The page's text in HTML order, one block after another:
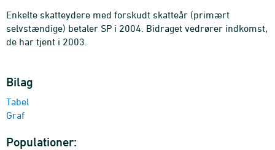
Enkelte skatteydere med forskudt skatteår (primært
selvstændige) betaler SP i 2004. Bidraget vedrører indkomst,
de har tjent i 2003.
Bilag
Tabel
Graf
Populationer: